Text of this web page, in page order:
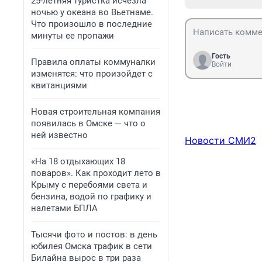
ночью у океана во Вьетнаме.
Что произошло в последние
минуты ее пропажи
Правила оплаты коммуналки
изменятся: что произойдет с
квитанциями
Новая строительная компания
появилась в Омске — что о
ней известно
«На 18 отдыхающих 18
поваров». Как проходит лето в
Крыму с перебоями света и
бензина, водой по графику и
налетами БПЛА
Тысячи фото и постов: в день
юбилея Омска трафик в сети
Билайна вырос в три раза
Гость
Войти
Новости СМИ2